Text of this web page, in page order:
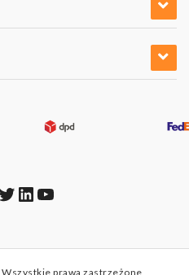
Twitter
LinkedIn
YouTube
prawa zastrzeżone